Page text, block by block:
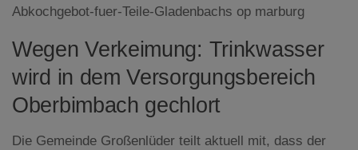
Abkochgebot-fuer-Teile-Gladenbachs op marburg
Wegen Verkeimung: Trinkwasser
wird in dem Versorgungsbereich
Oberbimbach gechlort
Die Gemeinde Großenlüder teilt aktuell mit, dass der